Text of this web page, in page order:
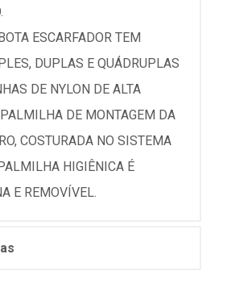
ESCARFADOR TEM
DUPLAS E QUÁDRUPLAS
DE NYLON DE ALTA
DE MONTAGEM DA
COSTURADA NO SISTEMA
HIGIÊNICA É
E REMOVÍVEL.